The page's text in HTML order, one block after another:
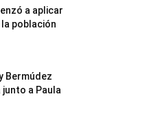
a aplicar
población
Bermúdez
a Paula